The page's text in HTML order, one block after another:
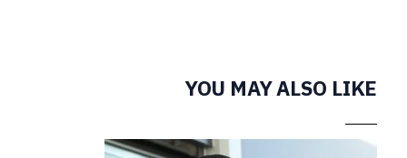
YOU MAY ALSO LIKE